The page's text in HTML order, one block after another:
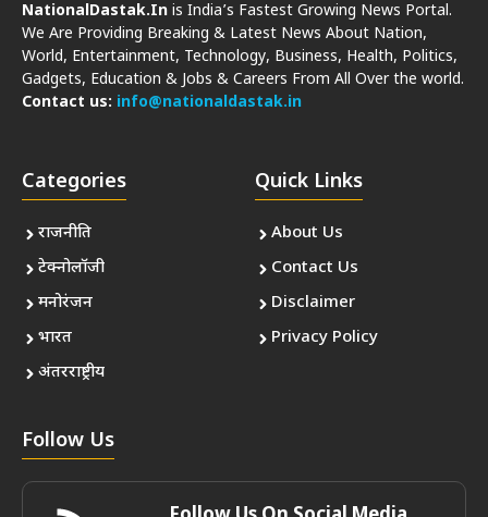
NationalDastak.In is India’s Fastest Growing News Portal.
We Are Providing Breaking & Latest News About Nation,
World, Entertainment, Technology, Business, Health, Politics,
Gadgets, Education & Jobs & Careers From All Over the world.
Contact us: info@nationaldastak.in
Categories
राजनीति
टेक्नोलॉजी
मनोरंजन
भारत
अंतरराष्ट्रीय
Quick Links
About Us
Contact Us
Disclaimer
Privacy Policy
Follow Us